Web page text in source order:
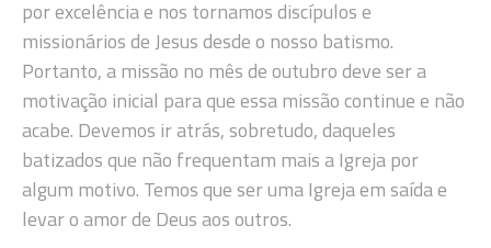
por excelência e nos tornamos discípulos e
missionários de Jesus desde o nosso batismo.
Portanto, a missão no mês de outubro deve ser a
motivação inicial para que essa missão continue e não
acabe. Devemos ir atrás, sobretudo, daqueles
batizados que não frequentam mais a Igreja por
algum motivo. Temos que ser uma Igreja em saída e
levar o amor de Deus aos outros.